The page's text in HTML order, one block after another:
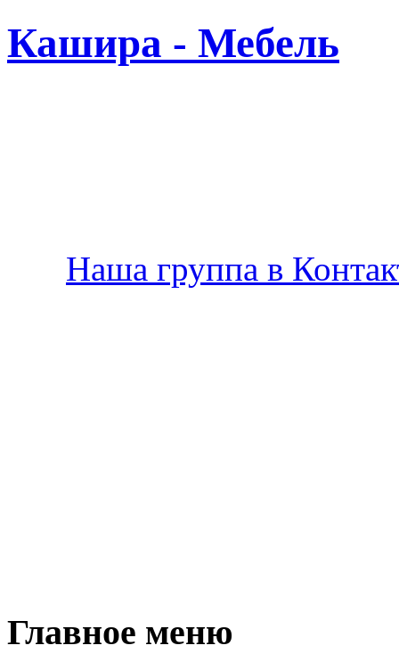
Кашира - Мебель
Наша группа в
Главное меню